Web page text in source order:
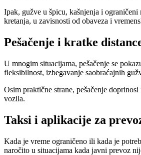
Ipak, gužve u špicu, kašnjenja i
kretanja, u zavisnosti od obaveza i
Pešačenje i kratke
U mnogim situacijama, pešačenje se
fleksibilnost, izbegavanje saobraćajnih
Osim praktične strane, pešačenje
vozila.
Taksi i aplikacije za
Kada je vreme ograničeno ili kada je
naročito u situacijama kada javni prevoz